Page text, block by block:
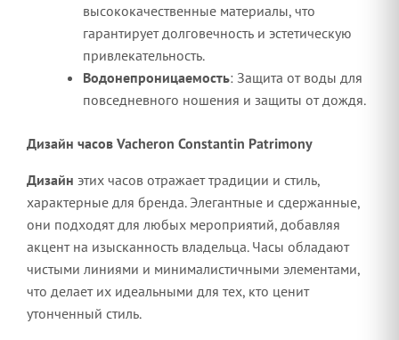
высококачественные материалы, что
гарантирует долговечность и эстетическую
привлекательность.
Водонепроницаемость: Защита от воды для
повседневного ношения и защиты от дождя.
Дизайн часов Vacheron Constantin Patrimony
Дизайн этих часов отражает традиции и стиль,
характерные для бренда. Элегантные и сдержанные,
они подходят для любых мероприятий, добавляя
акцент на изысканность владельца. Часы обладают
чистыми линиями и минималистичными элементами,
что делает их идеальными для тех, кто ценит
утонченный стиль.